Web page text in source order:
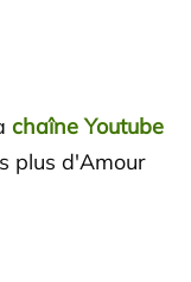
chaîne Youtube
plus d'Amour